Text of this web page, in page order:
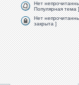
Нет
Популярная тема ]
Нет
закрыта ]